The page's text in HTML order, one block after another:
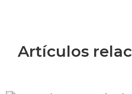
Artículos